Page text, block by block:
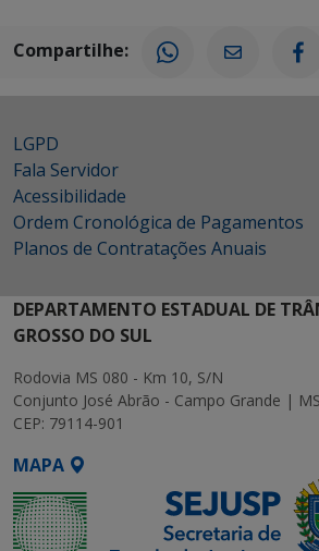
Compartilhe:
LGPD
Fala Servidor
Acessibilidade
Ordem Cronológica de Pagamentos
Planos de Contratações Anuais
DEPARTAMENTO ESTADUAL DE
GROSSO DO SUL
Rodovia MS 080 - Km 10, S/N
Conjunto José Abrão - Campo Grande | MS
CEP: 79114-901
MAPA